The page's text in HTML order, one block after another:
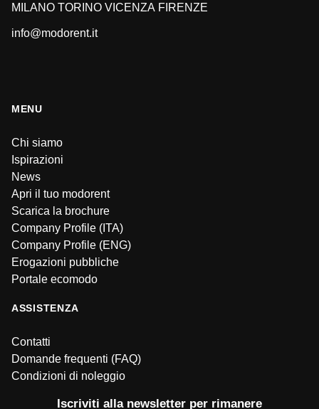
MILANO TORINO VICENZA FIRENZE
info@modorent.it
MENU
Chi siamo
Ispirazioni
News
Apri il tuo modorent
Scarica la brochure
Company Profile (ITA)
Company Profile (ENG)
Erogazioni pubbliche
Portale ecomodo
ASSISTENZA
Contatti
Domande frequenti (FAQ)
Condizioni di noleggio
Iscriviti alla newsletter per rimanere